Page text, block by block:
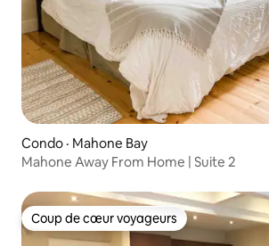
Condo · Mahone Bay
Mahone Away From Home | Suite 2
Coup de cœur voyageurs
Coup de cœur voyageurs